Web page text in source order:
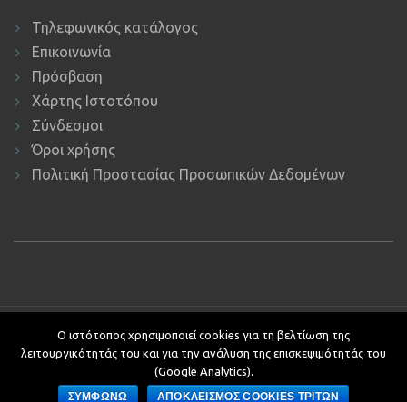
Τηλεφωνικός κατάλογος
Επικοινωνία
Πρόσβαση
Χάρτης Ιστοτόπου
Σύνδεσμοι
Όροι χρήσης
Πολιτική Προστασίας Προσωπικών Δεδομένων
Copyright © 2019 ΕΚΔΔΑ.Υποστήριξη ιστοτόπου: Τμήμα
Εφαρμογών Πληροφορικής.
Κείμενα - Επιμέλεια: Αυτοτελές Τμήμα Επικοινωνίας, Διεθνών και
Δημοσίων Σχέσεων
Ο ιστότοπος χρησιμοποιεί cookies για τη βελτίωση της
λειτουργικότητάς του και για την ανάλυση της επισκεψιμότητάς του
(Google Analytics).
ΣΥΜΦΩΝΩ
ΑΠΟΚΛΕΙΣΜΟΣ COOKIES ΤΡΙΤΩΝ